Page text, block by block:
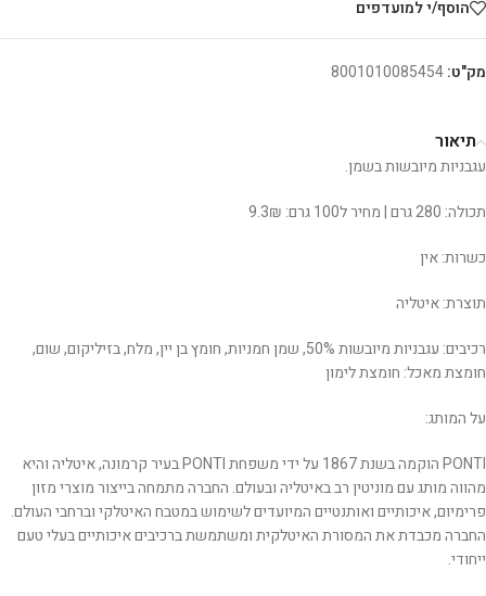
הוסף/י למועדפים
מק"ט:8001010085454
תיאור
עגבניות מיובשות בשמן.
תכולה: 280 גרם | מחיר ל100 גרם: 9.3₪
כשרות: אין
תוצרת: איטליה
רכיבים: עגבניות מיובשות 50%, שמן חמניות, חומץ בן יין, מלח, בזיליקום, שום,
חומצת מאכל: חומצת לימון
על המותג:
PONTI הוקמה בשנת 1867 על ידי משפחת PONTI בעיר קרמונה, איטליה והיא
מהווה מותג עם מוניטין רב באיטליה ובעולם. החברה מתמחה בייצור מוצרי מזון
פרימיום, איכותיים ואותנטיים המיועדים לשימוש במטבח האיטלקי וברחבי העולם.
החברה מכבדת את המסורת האיטלקית ומשתמשת ברכיבים איכותיים בעלי טעם
ייחודי.